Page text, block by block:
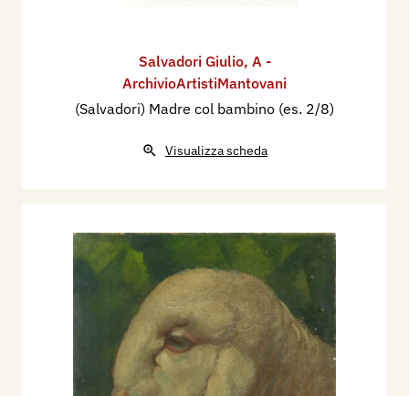
Salvadori Giulio, A -
ArchivioArtistiMantovani
(Salvadori) Madre col bambino (es. 2/8)
Visualizza scheda